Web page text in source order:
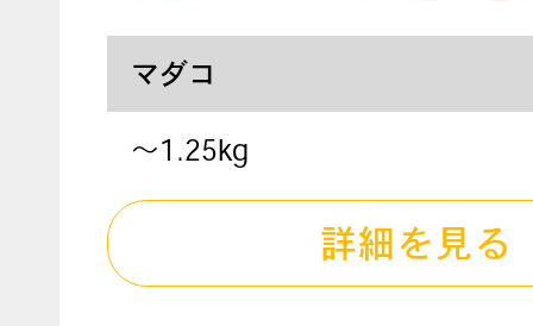
マダコ
〜1.25kg
詳細を見る